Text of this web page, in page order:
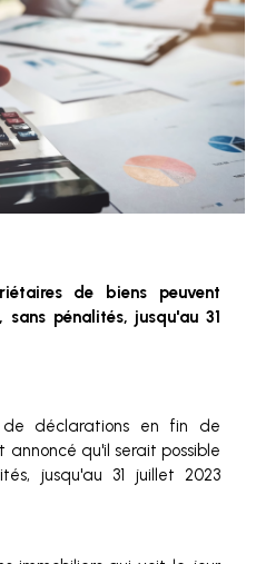
de biens peuvent
pénalités, jusqu'au 31
déclarations en fin de
qu'il serait possible
jusqu'au 31 juillet 2023